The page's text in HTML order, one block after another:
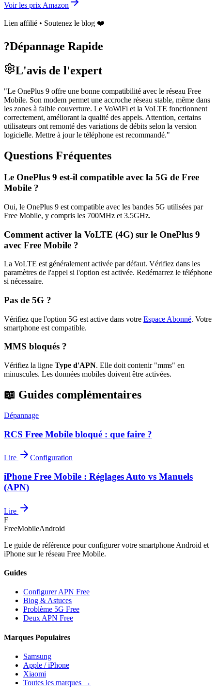
Voir les prix Amazon
Lien affilié • Soutenez le blog ❤️
?Dépannage Rapide
L'avis de l'expert
"Le OnePlus 9 offre une bonne compatibilité avec le réseau Free
Mobile. Son modem permet une accroche réseau stable, même dans
les zones à faible couverture. Le VoWiFi et la VoLTE fonctionnent
correctement, améliorant la qualité des appels. Attention, certains
utilisateurs ont remonté des variations de débits selon la version
logicielle. Mettre à jour le téléphone est recommandé."
Questions Fréquentes
Le OnePlus 9 est-il compatible avec la 5G de Free
Mobile ?
Oui, le OnePlus 9 est compatible avec les bandes 5G utilisées par
Free Mobile, y compris les 700MHz et 3.5GHz.
Comment activer la VoLTE (4G) sur le OnePlus 9
avec Free Mobile ?
La VoLTE est généralement activée par défaut. Vérifiez dans les
paramètres de l'appel si l'option est activée. Redémarrez le téléphone
si nécessaire.
Pas de 5G ?
Vérifiez que l'option 5G est active dans votre Espace Abonné. Votre
smartphone est compatible.
MMS bloqués ?
Vérifiez la ligne Type d'APN. Elle doit contenir "mms" en
minuscules. Les données mobiles doivent être activées.
📖 Guides complémentaires
Dépannage
RCS Free Mobile bloqué : que faire ?
Lire Configuration
iPhone Free Mobile : Réglages Auto vs Manuels
(APN)
Lire
F
FreeMobileAndroid
Le guide de référence pour configurer votre smartphone Android et
iPhone sur le réseau Free Mobile.
Guides
Configurer APN Free
Blog & Astuces
Problème 5G Free
Deux APN Free
Marques Populaires
Samsung
Apple / iPhone
Xiaomi
Toutes les marques →